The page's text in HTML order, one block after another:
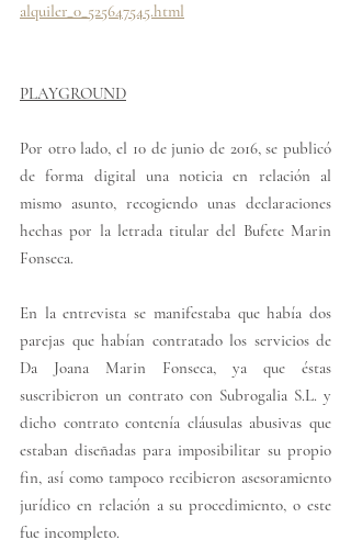
alquiler_0_525647545.html
PLAYGROUND
Por otro lado, el 10 de junio de 2016, se publicó
de forma digital una noticia en relación al
mismo asunto, recogiendo unas declaraciones
hechas por la letrada titular del Bufete Marin
Fonseca.
En la entrevista se manifestaba que había dos
parejas que habían contratado los servicios de
Da Joana Marin Fonseca, ya que éstas
suscribieron un contrato con Subrogalia S.L. y
dicho contrato contenía cláusulas abusivas que
estaban diseñadas para imposibilitar su propio
fin, así como tampoco recibieron asesoramiento
jurídico en relación a su procedimiento, o este
fue incompleto.